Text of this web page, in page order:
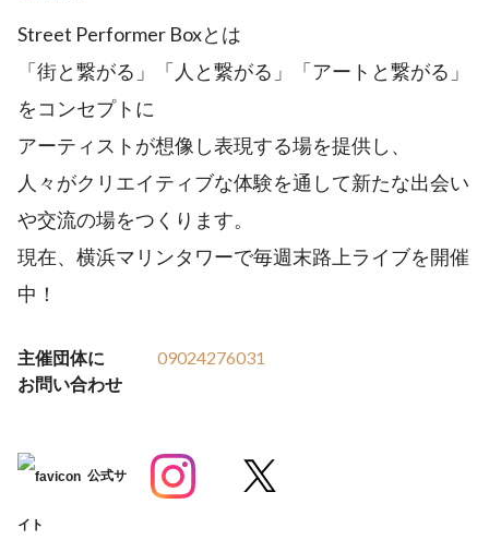
Street Performer Boxとは
「街と繋がる」「人と繋がる」「アートと繋がる」
をコンセプトに
アーティストが想像し表現する場を提供し、
人々がクリエイティブな体験を通して新たな出会い
や交流の場をつくります。
現在、横浜マリンタワーで毎週末路上ライブを開催
中！
主催団体に
お問い合わせ
09024276031
公式サ
イト